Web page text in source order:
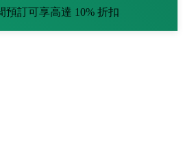
預訂可享高達 10% 折扣